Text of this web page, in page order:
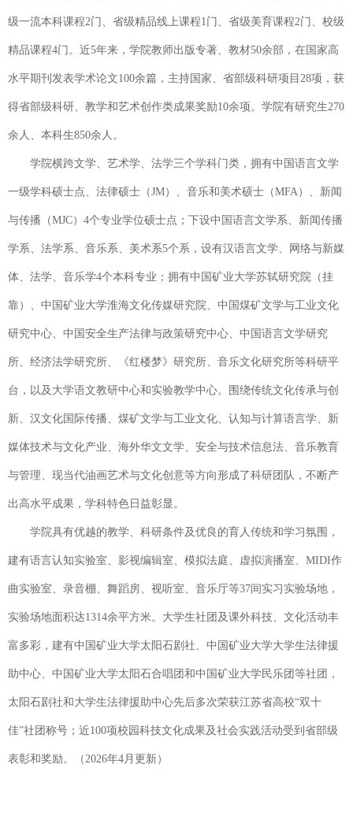
级一流本科课程2门、省级精品线上课程1门、省级美育课程2门、校级
精品课程4门。近5年来，学院教师出版专著、教材50余部，在国家高
水平期刊发表学术论文100余篇，主持国家、省部级科研项目28项，获
得省部级科研、教学和艺术创作类成果奖励10余项。学院有研究生270
余人、本科生850余人。
学院横跨文学、艺术学、法学三个学科门类，拥有中国语言文学
一级学科硕士点、法律硕士（JM）、音乐和美术硕士（MFA）、新闻
与传播（MJC）4个专业学位硕士点；下设中国语言文学系、新闻传播
学系、法学系、音乐系、美术系5个系，设有汉语言文学、网络与新媒
体、法学、音乐学4个本科专业；拥有中国矿业大学苏轼研究院（挂
靠）、中国矿业大学淮海文化传媒研究院、中国煤矿文学与工业文化
研究中心、中国安全生产法律与政策研究中心、中国语言文学研究
所、经济法学研究所、《红楼梦》研究所、音乐文化研究所等科研平
台，以及大学语文教研中心和实验教学中心。围绕传统文化传承与创
新、汉文化国际传播、煤矿文学与工业文化、认知与计算语言学、新
媒体技术与文化产业、海外华文文学、安全与技术信息法、音乐教育
与管理、现当代油画艺术与文化创意等方向形成了科研团队，不断产
出高水平成果，学科特色日益彰显。
学院具有优越的教学、科研条件及优良的育人传统和学习氛围，
建有语言认知实验室、影视编辑室、模拟法庭、虚拟演播室、MIDI作
曲实验室、录音棚、舞蹈房、视听室、音乐厅等37间实习实验场地，
实验场地面积达1314余平方米。大学生社团及课外科技、文化活动丰
富多彩，建有中国矿业大学太阳石剧社、中国矿业大学大学生法律援
助中心、中国矿业大学太阳石合唱团和中国矿业大学民乐团等社团，
太阳石剧社和大学生法律援助中心先后多次荣获江苏省高校“双十
佳”社团称号；近100项校园科技文化成果及社会实践活动受到省部级
表彰和奖励。（2026年4月更新）